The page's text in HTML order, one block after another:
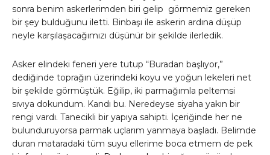
sonra benim askerlerimden biri gelip görmemiz gereken
bir şey bulduğunu iletti. Binbaşı ile askerin ardına düşüp
neyle karşılaşacağımızı düşünür bir şekilde ilerledik.
Asker elindeki feneri yere tutup “Buradan başlıyor,”
dediğinde toprağın üzerindeki koyu ve yoğun lekeleri net
bir şekilde görmüştük. Eğilip, iki parmağımla peltemsi
sıvıya dokundum. Kandı bu. Neredeyse siyaha yakın bir
rengi vardı. Tanecikli bir yapıya sahipti. İçeriğinde her ne
bulunduruyorsa parmak uçlarım yanmaya başladı. Belimde
duran mataradaki tüm suyu ellerime boca etmem de pek